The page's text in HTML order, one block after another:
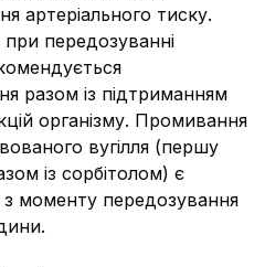
артеріального тиску.
передозуванні
разом із підтриманням
організму. Промивання
вугілля (першу
із сорбітолом) є
моменту передозування